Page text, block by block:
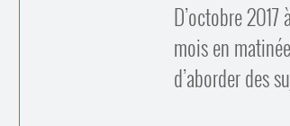
D’octobre
mois en
d’aborder des